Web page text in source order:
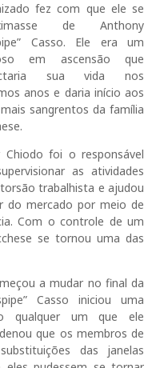
fez com que ele se
de Anthony
Casso. Ele era um
em ascensão que
sua vida nos
anos e daria início aos
sangrentos da família
Chiodo foi o responsável
as atividades
trabalhista e ajudou
do mercado por meio de
Com o controle de um
se tornou uma das
a mudar no final da
Casso iniciou uma
qualquer um que ele
que os membros de
das janelas